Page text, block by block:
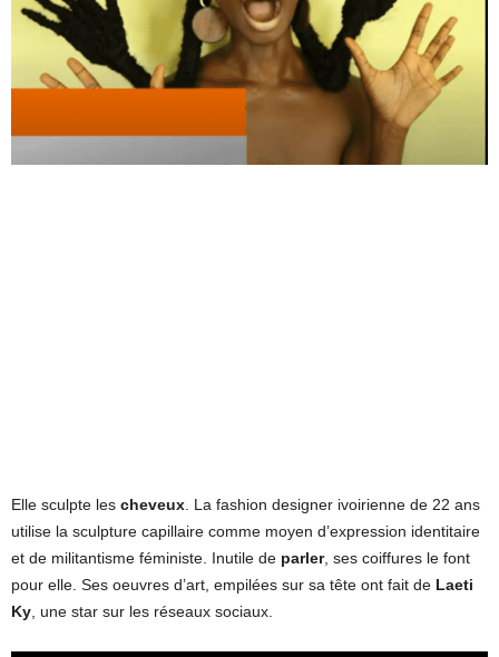
Elle sculpte les cheveux . La fashion designer ivoirienne de 22 ans
utilise la sculpture capillaire comme moyen d’expression identitaire
et de militantisme féministe. Inutile de parler, ses coiffures le font
pour elle. Ses oeuvres d’art, empilées sur sa tête ont fait de Laeti
Ky , une star sur les réseaux sociaux.